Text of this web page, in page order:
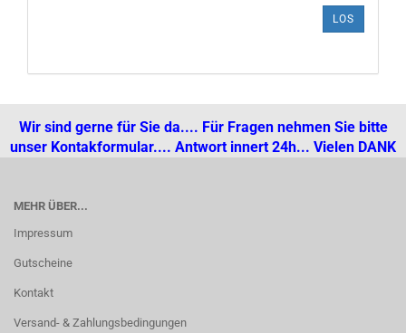
EIN.
LOS
Wir sind gerne für Sie da.... Für Fragen nehmen Sie bitte
unser Kontakformular.... Antwort innert 24h... Vielen DANK
MEHR ÜBER...
Impressum
Gutscheine
Kontakt
Versand- & Zahlungsbedingungen